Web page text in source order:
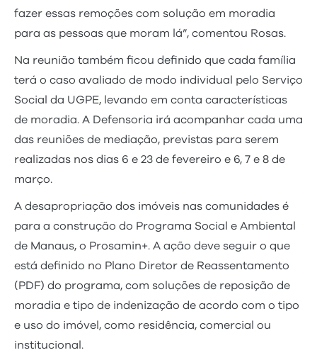
fazer essas remoções com solução em moradia
para as pessoas que moram lá”, comentou Rosas.
Na reunião também ficou definido que cada família
terá o caso avaliado de modo individual pelo Serviço
Social da UGPE, levando em conta características
de moradia. A Defensoria irá acompanhar cada uma
das reuniões de mediação, previstas para serem
realizadas nos dias 6 e 23 de fevereiro e 6, 7 e 8 de
março.
A desapropriação dos imóveis nas comunidades é
para a construção do Programa Social e Ambiental
de Manaus, o Prosamin+. A ação deve seguir o que
está definido no Plano Diretor de Reassentamento
(PDF) do programa, com soluções de reposição de
moradia e tipo de indenização de acordo com o tipo
e uso do imóvel, como residência, comercial ou
institucional.